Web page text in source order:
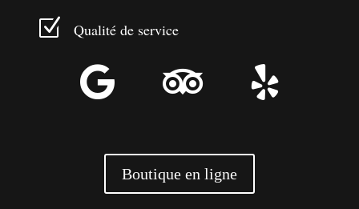
Z Qualité de service
  
Boutique en ligne